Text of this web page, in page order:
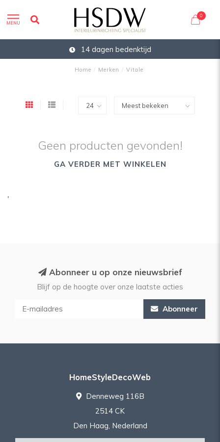
MENU
0
14 dagen bedenktijd
Home / Merken / Vitale
Geen producten gevonden!
GA VERDER MET WINKELEN
'
Abonneer u op onze nieuwsbrief
Blijf op de hoogte over onze laatste acties
Abonneer
HomeStyleDecoWeb
Denneweg 116B
2514 CK
Den Haag, Nederland